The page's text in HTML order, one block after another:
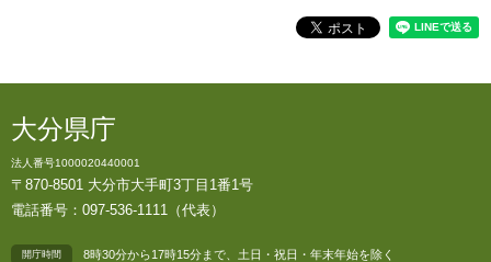
大分県庁
法人番号1000020440001
〒870-8501 大分市大手町3丁目1番1号
電話番号：097-536-1111（代表）
開庁時間 8時30分から17時15分まで、土日・祝日・年末年始を除く